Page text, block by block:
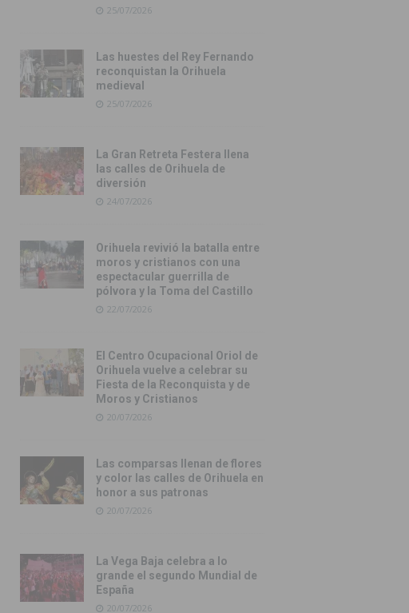
25/07/2026
Las huestes del Rey Fernando
reconquistan la Orihuela
medieval
25/07/2026
La Gran Retreta Festera llena
las calles de Orihuela de
diversión
24/07/2026
Orihuela revivió la batalla entre
moros y cristianos con una
espectacular guerrilla de
pólvora y la Toma del Castillo
22/07/2026
El Centro Ocupacional Oriol de
Orihuela vuelve a celebrar su
Fiesta de la Reconquista y de
Moros y Cristianos
20/07/2026
Las comparsas llenan de flores
y color las calles de Orihuela en
honor a sus patronas
20/07/2026
La Vega Baja celebra a lo
grande el segundo Mundial de
España
20/07/2026